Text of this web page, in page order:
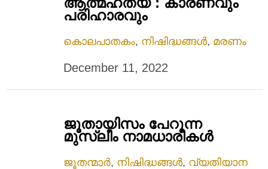
പരിഹാരവും
കൊലപാതകം, നിഷിദ്ധങ്ങൾ, മരണം
December 11, 2022
ജൂതായിസം പേറുന്ന
മുസ്‌ലീം നാമധാരികൾ
ജൂതന്മാർ, നിഷിദ്ധങ്ങൾ, വ്യതിയാന